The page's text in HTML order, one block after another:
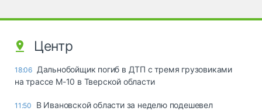
Центр
18:06 Дальнобойщик погиб в ДТП с тремя грузовиками
на трассе М-10 в Тверской области
11:50
В Ивановской области за неделю подешевел